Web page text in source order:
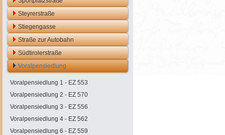
Steyrerstraße
Stiegengasse
Straße zur Autobahn
Südtirolerstraße
Voralpensiedlung
Voralpensiedlung 1 - EZ 553
Voralpensiedlung 2 - EZ 570
Voralpensiedlung 3 - EZ 556
Voralpensiedlung 4 - EZ 562
Voralpensiedlung 6 - EZ 559